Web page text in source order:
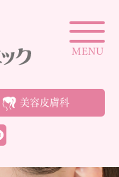
美容皮膚科
MENU